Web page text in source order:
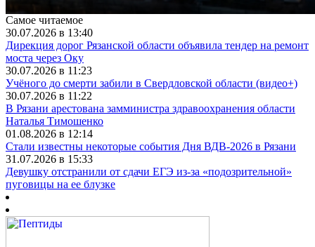
Самое читаемое
30.07.2026 в 13:40
Дирекция дорог Рязанской области объявила тендер на ремонт
моста через Оку
30.07.2026 в 11:23
Учёного до смерти забили в Свердловской области (видео+)
30.07.2026 в 11:22
В Рязани арестована замминистра здравоохранения области
Наталья Тимошенко
01.08.2026 в 12:14
Стали известны некоторые события Дня ВДВ-2026 в Рязани
31.07.2026 в 15:33
Девушку отстранили от сдачи ЕГЭ из-за «подозрительной»
пуговицы на ее блузке